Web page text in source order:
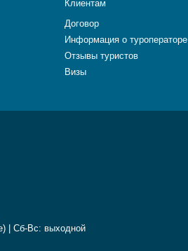
Клиентам
Договор
Информация о туроператоре
Отзывы туристов
Визы
| Сб-Вс: выходной